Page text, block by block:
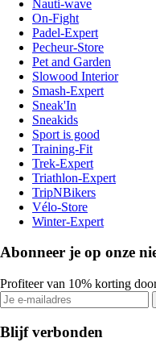
Nauti-wave
On-Fight
Padel-Expert
Pecheur-Store
Pet and Garden
Slowood Interior
Smash-Expert
Sneak'In
Sneakids
Sport is good
Training-Fit
Trek-Expert
Triathlon-Expert
TripNBikers
Vélo-Store
Winter-Expert
Abonneer je op onze
Profiteer van 10% korting
Blijf verbonden